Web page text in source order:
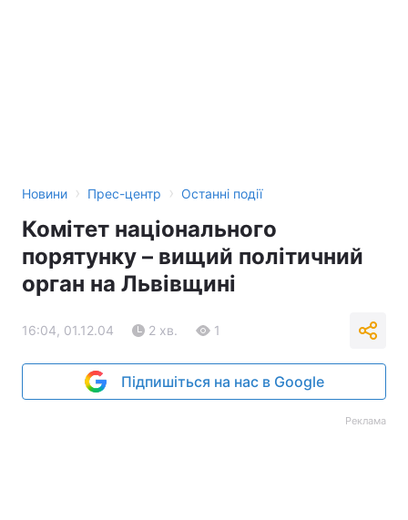
Новини › Прес-центр › Останні події
Комітет національного
порятунку – вищий політичний
орган на Львівщині
16:04, 01.12.04 2 хв. 1
Підпишіться на нас в Google
Реклама